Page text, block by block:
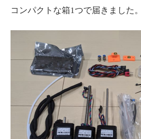
コンパクトな箱1つで届きました。